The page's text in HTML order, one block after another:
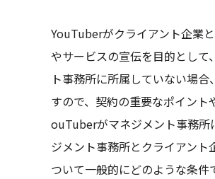
YouTuberがクライアント企業
やサービスの宣伝を目的とし
ト事務所に所属していない場
すので、契約の重要なポイン
ouTuberがマネジメント事務所
ジメント事務所とクライアン
ついて一般的にどのような条